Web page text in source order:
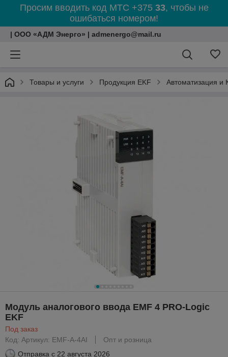
Просим вводить код МТС +375 33, чтобы не
ошибаться номером!
| ООО «АДМ Энерго» | admenergo@mail.ru
Товары и услуги Продукция EKF Автоматизация и
Модуль аналогового ввода EMF 4 PRO-Logic
EKF
Под заказ
Код: Артикул: EMF-A-4AI
Опт и розница
Отправка с 22 августа 2026